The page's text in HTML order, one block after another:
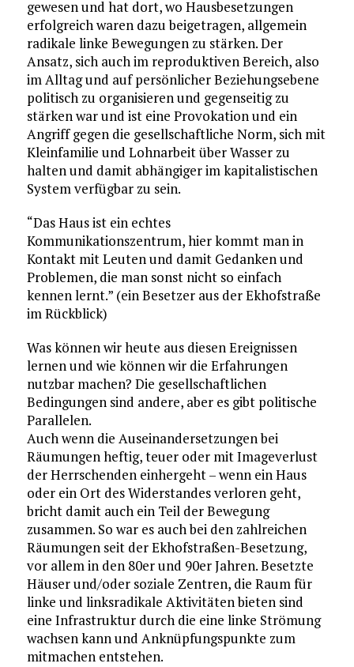
gewesen und hat dort, wo Hausbesetzungen
erfolgreich waren dazu beigetragen, allgemein
radikale linke Bewegungen zu stärken. Der
Ansatz, sich auch im reproduktiven Bereich, also
im Alltag und auf persönlicher Beziehungsebene
politisch zu organisieren und gegenseitig zu
stärken war und ist eine Provokation und ein
Angriff gegen die gesellschaftliche Norm, sich mit
Kleinfamilie und Lohnarbeit über Wasser zu
halten und damit abhängiger im kapitalistischen
System verfügbar zu sein.
“Das Haus ist ein echtes
Kommunikationszentrum, hier kommt man in
Kontakt mit Leuten und damit Gedanken und
Problemen, die man sonst nicht so einfach
kennen lernt.” (ein Besetzer aus der Ekhofstraße
im Rückblick)
Was können wir heute aus diesen Ereignissen
lernen und wie können wir die Erfahrungen
nutzbar machen? Die gesellschaftlichen
Bedingungen sind andere, aber es gibt politische
Parallelen.
Auch wenn die Auseinandersetzungen bei
Räumungen heftig, teuer oder mit Imageverlust
der Herrschenden einhergeht – wenn ein Haus
oder ein Ort des Widerstandes verloren geht,
bricht damit auch ein Teil der Bewegung
zusammen. So war es auch bei den zahlreichen
Räumungen seit der Ekhofstraßen-Besetzung,
vor allem in den 80er und 90er Jahren. Besetzte
Häuser und/oder soziale Zentren, die Raum für
linke und linksradikale Aktivitäten bieten sind
eine Infrastruktur durch die eine linke Strömung
wachsen kann und Anknüpfungspunkte zum
mitmachen entstehen.